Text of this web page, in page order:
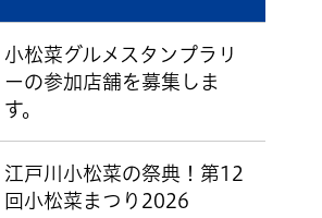
小松菜グルメスタンプラリ
ーの参加店舗を募集しま
す。
江戸川小松菜の祭典！第12
回小松菜まつり2026